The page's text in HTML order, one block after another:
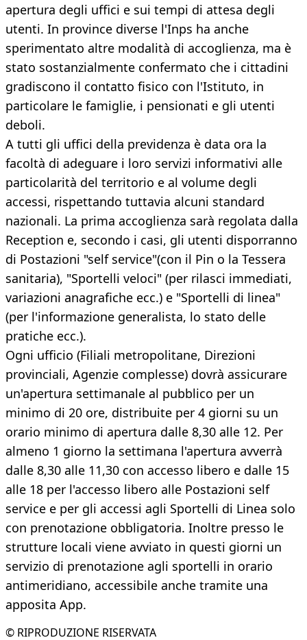
apertura degli uffici e sui tempi di attesa degli
utenti. In province diverse l'Inps ha anche
sperimentato altre modalità di accoglienza, ma è
stato sostanzialmente confermato che i cittadini
gradiscono il contatto fisico con l'Istituto, in
particolare le famiglie, i pensionati e gli utenti
deboli.
A tutti gli uffici della previdenza è data ora la
facoltà di adeguare i loro servizi informativi alle
particolarità del territorio e al volume degli
accessi, rispettando tuttavia alcuni standard
nazionali. La prima accoglienza sarà regolata dalla
Reception e, secondo i casi, gli utenti disporranno
di Postazioni "self service"(con il Pin o la Tessera
sanitaria), "Sportelli veloci" (per rilasci immediati,
variazioni anagrafiche ecc.) e "Sportelli di linea"
(per l'informazione generalista, lo stato delle
pratiche ecc.).
Ogni ufficio (Filiali metropolitane, Direzioni
provinciali, Agenzie complesse) dovrà assicurare
un'apertura settimanale al pubblico per un
minimo di 20 ore, distribuite per 4 giorni su un
orario minimo di apertura dalle 8,30 alle 12. Per
almeno 1 giorno la settimana l'apertura avverrà
dalle 8,30 alle 11,30 con accesso libero e dalle 15
alle 18 per l'accesso libero alle Postazioni self
service e per gli accessi agli Sportelli di Linea solo
con prenotazione obbligatoria. Inoltre presso le
strutture locali viene avviato in questi giorni un
servizio di prenotazione agli sportelli in orario
antimeridiano, accessibile anche tramite una
apposita App.
© RIPRODUZIONE RISERVATA